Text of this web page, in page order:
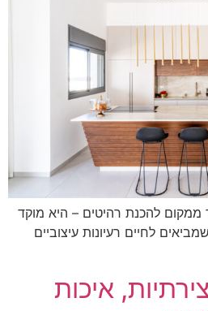
להכנת רהיטים – היא מוקד
לחיים רעיונות עיצוביים
איכות